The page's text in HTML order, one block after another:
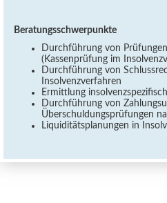
Beratungsschwerpunkte
Durchführung von
(Kassenprüfung im
Durchführung von
Insolvenzverfahren
Ermittlung
Durchführung von
Überschuldungsprüfungen
Liquiditätsplanungen in